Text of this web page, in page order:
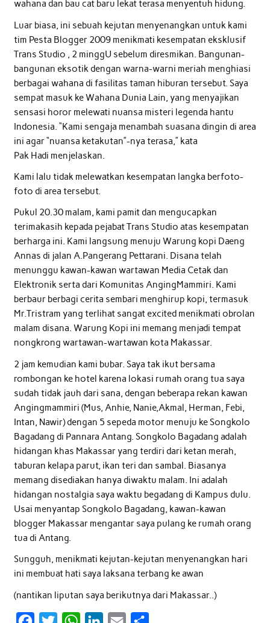
wahana dan bau cat baru lekat terasa menyentuh hidung.
Luar biasa, ini sebuah kejutan menyenangkan untuk kami
tim Pesta Blogger 2009 menikmati kesempatan eksklusif
Trans Studio , 2 minggU sebelum diresmikan. Bangunan-
bangunan eksotik dengan warna-warni meriah menghiasi
berbagai wahana di fasilitas taman hiburan tersebut. Saya
sempat masuk ke Wahana Dunia Lain, yang menyajikan
sensasi horor melewati nuansa misteri legenda hantu
Indonesia. “Kami sengaja menambah suasana dingin di area
ini agar “nuansa ketakutan”-nya terasa,” kata
Pak Hadi menjelaskan.
Kami lalu tidak melewatkan kesempatan langka berfoto-
foto di area tersebut.
Pukul 20.30 malam, kami pamit dan mengucapkan
terimakasih kepada pejabat Trans Studio atas kesempatan
berharga ini. Kami langsung menuju Warung kopi Daeng
Annas di jalan A.Pangerang Pettarani. Disana telah
menunggu kawan-kawan wartawan Media Cetak dan
Elektronik serta dari Komunitas AngingMammiri. Kami
berbaur berbagi cerita sembari menghirup kopi, termasuk
Mr.Tristram yang terlihat sangat excited menikmati obrolan
malam disana. Warung Kopi ini memang menjadi tempat
nongkrong wartawan-wartawan kota Makassar.
2 jam kemudian kami bubar. Saya tak ikut bersama
rombongan ke hotel karena lokasi rumah orang tua saya
sudah tidak jauh dari sana, dengan beberapa rekan kawan
Angingmammiri (Mus, Anhie, Nanie,Akmal, Herman, Febi,
Intan, Nawir) dengan 5 sepeda motor menuju ke Songkolo
Bagadang di Pannara Antang. Songkolo Bagadang adalah
hidangan khas Makassar yang terdiri dari ketan merah,
taburan kelapa parut, ikan teri dan sambal. Biasanya
memang disediakan hanya diwaktu malam. Ini adalah
hidangan nostalgia saya waktu begadang di Kampus dulu.
Usai menyantap Songkolo Bagadang, kawan-kawan
blogger Makassar mengantar saya pulang ke rumah orang
tua di Antang.
Sungguh, menikmati kejutan-kejutan menyenangkan hari
ini membuat hati saya laksana terbang ke awan
(nantikan liputan saya berikutnya dari Makassar..)
W